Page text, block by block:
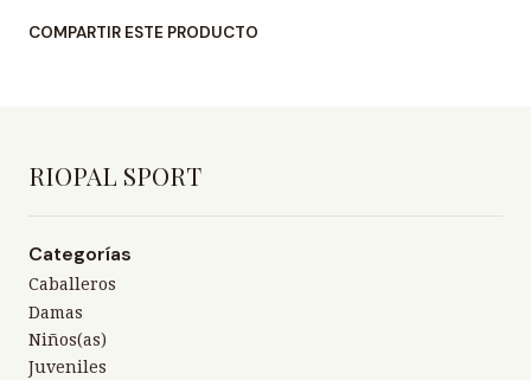
COMPARTIR ESTE PRODUCTO
RIOPAL SPORT
Categorías
Caballeros
Damas
Niños(as)
Juveniles